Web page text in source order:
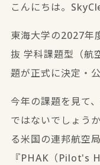
こんにちは。
東海大学の2027年
抜 学科課題型（航
題が正式に決定・
今年の課題を見て
ではないでしょう
る米国の連邦航空
『PHAK（